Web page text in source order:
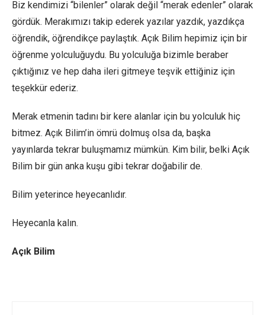
Biz kendimizi “bilenler” olarak değil “merak edenler” olarak
gördük. Merakımızı takip ederek yazılar yazdık, yazdıkça
öğrendik, öğrendikçe paylaştık. Açık Bilim hepimiz için bir
öğrenme yolculuğuydu. Bu yolculuğa bizimle beraber
çıktığınız ve hep daha ileri gitmeye teşvik ettiğiniz için
teşekkür ederiz.
Merak etmenin tadını bir kere alanlar için bu yolculuk hiç
bitmez. Açık Bilim’in ömrü dolmuş olsa da, başka
yayınlarda tekrar buluşmamız mümkün. Kim bilir, belki Açık
Bilim bir gün anka kuşu gibi tekrar doğabilir de.
Bilim yeterince heyecanlıdır.
Heyecanla kalın.
Açık Bilim